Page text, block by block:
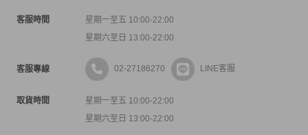
客服時間
星期一至五 10:00-22:00
星期六至日 13:00-22:00
客服專線 02-27186270 LINE客服
取貨時間
星期一至五 10:00-22:00
星期六至日 13:00-22:00